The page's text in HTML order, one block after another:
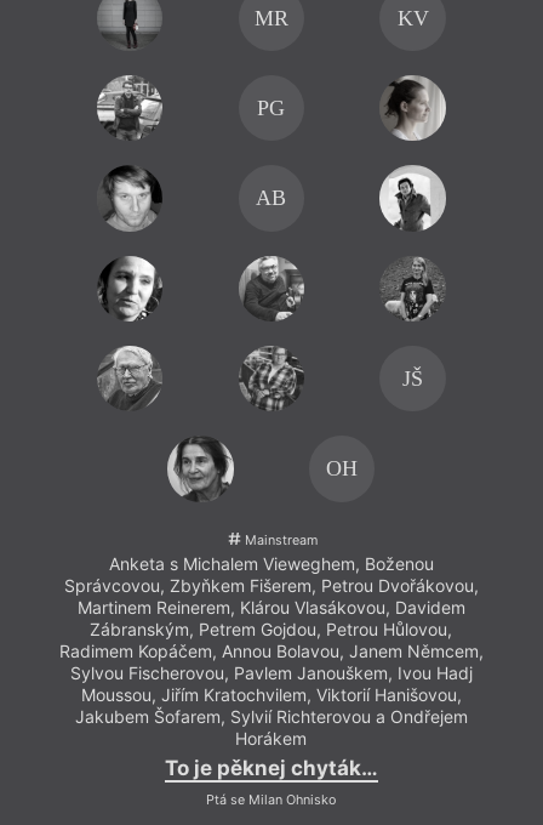
MR KV
PG
AB
JŠ
OH
Mainstream
Anketa s Michalem Vieweghem, Boženou
Správcovou, Zbyňkem Fišerem, Petrou Dvořákovou,
Martinem Reinerem, Klárou Vlasákovou, Davidem
Zábranským, Petrem Gojdou, Petrou Hůlovou,
Radimem Kopáčem, Annou Bolavou, Janem Němcem,
Sylvou Fischerovou, Pavlem Janouškem, Ivou Hadj
Moussou, Jiřím Kratochvilem, Viktorií Hanišovou,
Jakubem Šofarem, Sylvií Richterovou a Ondřejem
Horákem
To je pěknej chyták…
Ptá se Milan Ohnisko